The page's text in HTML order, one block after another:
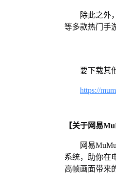
除此之外
等多款热门手
要下载其
https://
【关于网易
网易
系统，助你在
高帧画面带来